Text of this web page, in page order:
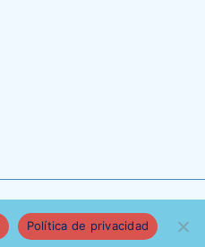
Política de privacidad